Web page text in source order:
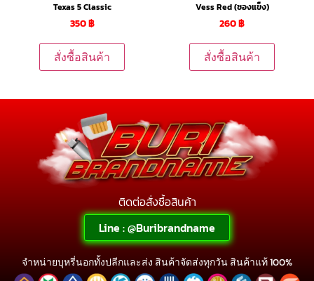
Texas 5 Classic
350฿
สั่งซื้อสินค้า
Vess Red (ซองแข็ง)
260฿
สั่งซื้อสินค้า
ติดต่อสั่งซื้อสินค้า
Line : @Buribrandname
จำหน่ายบุหรี่นอกทั้งปลีกและส่ง สินค้าจัดส่งทุกวัน สินค้าแท้ 100%